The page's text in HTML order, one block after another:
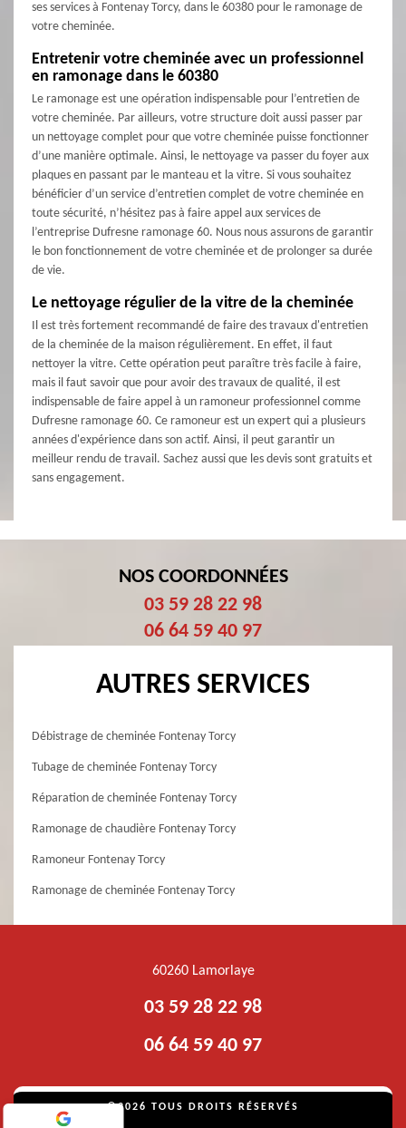
ses services à Fontenay Torcy, dans le 60380 pour le ramonage de
votre cheminée.
Entretenir votre cheminée avec un professionnel
en ramonage dans le 60380
Le ramonage est une opération indispensable pour l’entretien de
votre cheminée. Par ailleurs, votre structure doit aussi passer par
un nettoyage complet pour que votre cheminée puisse fonctionner
d’une manière optimale. Ainsi, le nettoyage va passer du foyer aux
plaques en passant par le manteau et la vitre. Si vous souhaitez
bénéficier d’un service d’entretien complet de votre cheminée en
toute sécurité, n’hésitez pas à faire appel aux services de
l’entreprise Dufresne ramonage 60. Nous nous assurons de garantir
le bon fonctionnement de votre cheminée et de prolonger sa durée
de vie.
Le nettoyage régulier de la vitre de la cheminée
Il est très fortement recommandé de faire des travaux d'entretien
de la cheminée de la maison régulièrement. En effet, il faut
nettoyer la vitre. Cette opération peut paraître très facile à faire,
mais il faut savoir que pour avoir des travaux de qualité, il est
indispensable de faire appel à un ramoneur professionnel comme
Dufresne ramonage 60. Ce ramoneur est un expert qui a plusieurs
années d'expérience dans son actif. Ainsi, il peut garantir un
meilleur rendu de travail. Sachez aussi que les devis sont gratuits et
sans engagement.
NOS COORDONNÉES
03 59 28 22 98
06 64 59 40 97
AUTRES SERVICES
Débistrage de cheminée Fontenay Torcy
Tubage de cheminée Fontenay Torcy
Réparation de cheminée Fontenay Torcy
Ramonage de chaudière Fontenay Torcy
Ramoneur Fontenay Torcy
Ramonage de cheminée Fontenay Torcy
60260 Lamorlaye
03 59 28 22 98
06 64 59 40 97
©2026 TOUS DROITS RÉSERVÉS